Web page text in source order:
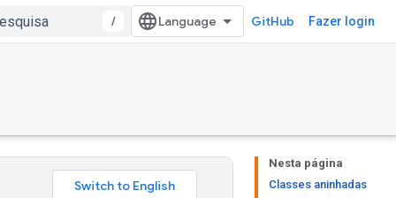
/ GitHub Fazer login
Nesta página
Classes aninhadas